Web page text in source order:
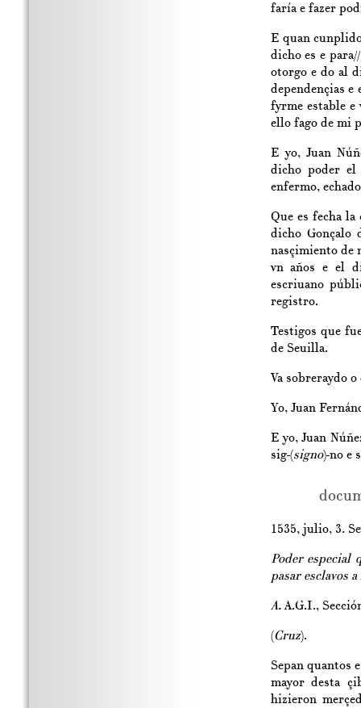
faría e fazer
E quan
dicho es e para//
otorgo e do al
dependençias e
fyrme estable e
ello fago de mi
E yo, Juan
dicho poder el
enfermo,
Que es fecha la
dicho Gonçalo
nasçimiento de
vn años e el
escriuano
registro.
Testigos que
de Seuilla.
Va sobreraydo
Yo, Juan
E yo, Juan
sig-(signo)-no e
1535, julio, 3.
Poder especial
pasar esclavos
A.A.G.I.,
(Cruz).
Sepan quantos
mayor desta
hizieron